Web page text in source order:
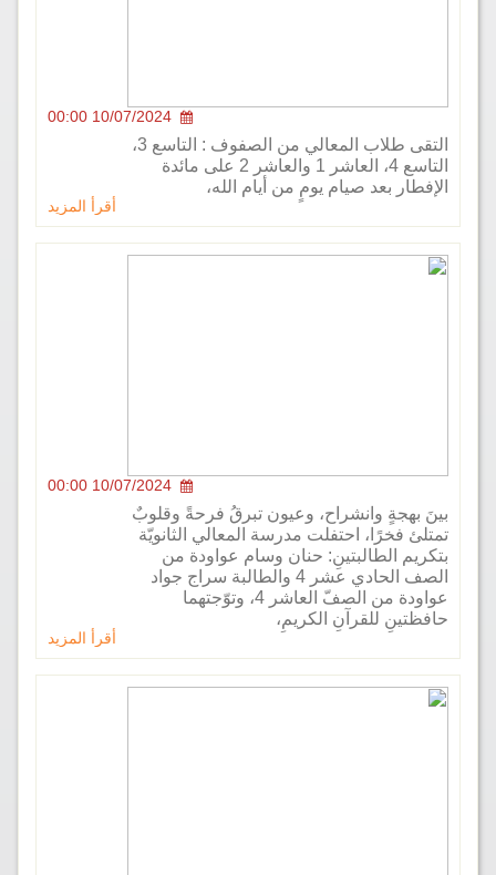
10/07/2024 00:00
التاسع 4، العاشر 1 والعاشر 2 على مائدة
بعد صيام يومٍ من أيام الله،
10/07/2024 00:00
وانشراح، وعيون تبرقُ فرحةً وقلوبٌ
فخرًا، احتفلت مدرسة المعالي الثانويّة
الطالبتينِ: حنان وسام عواودة من
الصف الحادي عشر 4 والطالبة سراج جواد
عواودة من الصفّ العاشر 4، وتوّجتهما
للقرآنِ الكريمِ،